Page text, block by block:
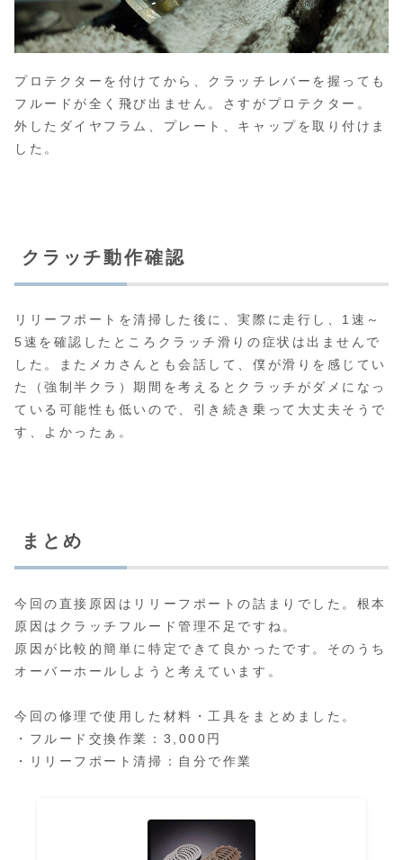
プロテクターを付けてから、クラッチレバーを握っても
フルードが全く飛び出ません。さすがプロテクター。
外したダイヤフラム、プレート、キャップを取り付けま
した。
クラッチ動作確認
リリーフポートを清掃した後に、実際に走行し、1速～
5速を確認したところクラッチ滑りの症状は出ませんで
した。またメカさんとも会話して、僕が滑りを感じてい
た（強制半クラ）期間を考えるとクラッチがダメになっ
ている可能性も低いので、引き続き乗って大丈夫そうで
す、よかったぁ。
まとめ
今回の直接原因はリリーフポートの詰まりでした。根本
原因はクラッチフルード管理不足ですね。
原因が比較的簡単に特定できて良かったです。そのうち
オーバーホールしようと考えています。
今回の修理で使用した材料・工具をまとめました。
・フルード交換作業：3,000円
・リリーフポート清掃：自分で作業